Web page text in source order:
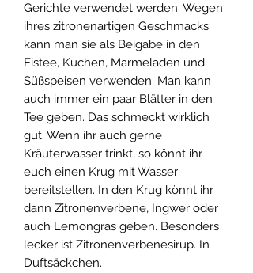
Gerichte verwendet werden. Wegen
ihres zitronenartigen Geschmacks
kann man sie als Beigabe in den
Eistee, Kuchen, Marmeladen und
Süßspeisen verwenden. Man kann
auch immer ein paar Blätter in den
Tee geben. Das schmeckt wirklich
gut. Wenn ihr auch gerne
Kräuterwasser trinkt, so könnt ihr
euch einen Krug mit Wasser
bereitstellen. In den Krug könnt ihr
dann Zitronenverbene, Ingwer oder
auch Lemongras geben. Besonders
lecker ist Zitronenverbenesirup. In
Duftsäckchen.